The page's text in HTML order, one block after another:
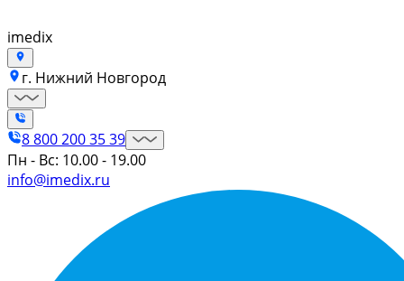
imedix
г. Нижний Новгород
8 800 200 35 39
Пн - Вс: 10.00 - 19.00
info@imedix.ru